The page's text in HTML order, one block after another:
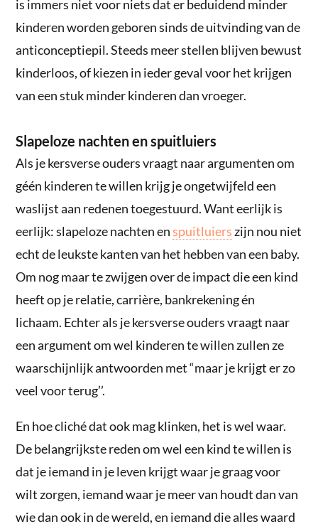
is immers niet voor niets dat er beduidend minder
kinderen worden geboren sinds de uitvinding van de
anticonceptiepil. Steeds meer stellen blijven bewust
kinderloos, of kiezen in ieder geval voor het krijgen
van een stuk minder kinderen dan vroeger.
Slapeloze nachten en spuitluiers
Als je kersverse ouders vraagt naar argumenten om
géén kinderen te willen krijg je ongetwijfeld een
waslijst aan redenen toegestuurd. Want eerlijk is
eerlijk: slapeloze nachten enspuitluiers zijn nou niet
echt de leukste kanten van het hebben van een baby.
Om nog maar te zwijgen over de impact die een kind
heeft op je relatie, carrière, bankrekening én
lichaam. Echter als je kersverse ouders vraagt naar
een argument om wel kinderen te willen zullen ze
waarschijnlijk antwoorden met “maar je krijgt er zo
veel voor terug’’.
En hoe cliché dat ook mag klinken, het is wel waar.
De belangrijkste reden om wel een kind te willen is
dat je iemand in je leven krijgt waar je graag voor
wilt zorgen, iemand waar je meer van houdt dan van
wie dan ook in de wereld, en iemand die alles waard